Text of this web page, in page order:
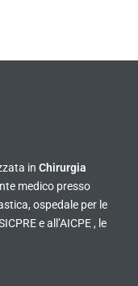
in Chirurgia
medico presso
ospedale per le
e all’AICPE , le